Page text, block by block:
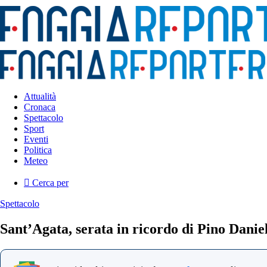
Attualità
Cronaca
Spettacolo
Sport
Eventi
Politica
Meteo
Cerca per
Spettacolo
Sant’Agata, serata in ricordo di Pino